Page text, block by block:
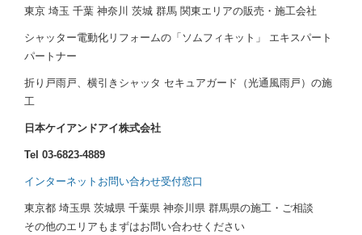
東京 埼玉 千葉 神奈川 茨城 群馬 関東エリアの販売・施工会社
シャッター電動化リフォームの「ソムフィキット」 エキスパート
パートナー
折り戸雨戸、横引きシャッタ セキュアガード（光通風雨戸）の施
工
日本ケイアンドアイ株式会社
Tel 03-6823-4889
インターネットお問い合わせ受付窓口
東京都 埼玉県 茨城県 千葉県 神奈川県 群馬県の施工・ご相談
その他のエリアもまずはお問い合わせください